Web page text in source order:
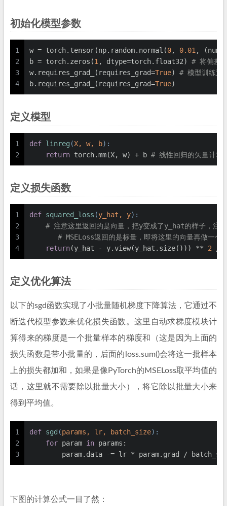
初始化模型参数
1
2
3
4
w = torch.tensor(np.random.normal(0, 0.01 ,
b = torch.zeros(1 , dtype=torch.float32) # 将偏差
w.requires_grad_(requires_grad=True) # 模型训练过
b.requires_grad_(requires_grad=True)
定义模型
1
2
def linreg (X, w, b):
return torch.mm(X, w) + b # 线性回归的矢量计算
定义损失函数
1
2
3
4
def squared_loss (y_hat, y):
# 注意这里返回的是向量，把y变成了y_hat的样子，注
# MSELoss返回的是标量，即将这里的向量再做一个
return(y_hat - y.view(y_hat.size())) ** 2
定义优化算法
以下的sgd函数实现了小批量随机梯度下降算法，它通过不
断迭代模型参数来优化损失函数。这里自动求梯度模块计
算得来的梯度是一个批量样本的梯度和（这是因为上面的
损失函数是带小批量的，后面的loss.sum()会将这一批样本
上的损失都加和，如果是像PyTorch的MSELoss取平均值的
话，这里就不需要除以批量大小），将它除以批量大小来
得到平均值。
1
2
3
def sgd (params, lr, batch_size):
for param in params:
param.data -= lr * param.grad /
下图的计算公式一目了然：